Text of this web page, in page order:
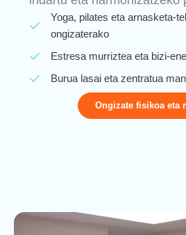
Yoga, pilates eta arnasketa-
ongizaterako
Estresa murriztea eta bizi-
Burua lasai eta zentratua
Ongizate fisikoa eta